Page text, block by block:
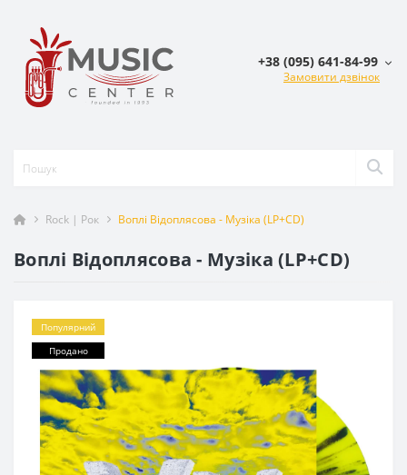
+38 (095) 641-84-99
Замовити дзвінок
Rock | Рок Воплі Відоплясова - Музіка (LP+CD)
Воплі Відоплясова - Музіка (LP+CD)
Популярний
Продано